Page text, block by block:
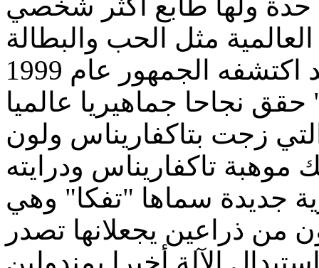
هذا اللون الموسيقي الجديد اكتشفه الجمهور عام 1999
نجاحا جماهيريا عالميا
زجت بتاكفاريناس ولون
موهبة تاكفاريناس ودرايته
جديدة سماها "تفكا" وهي
من ذراعين يجعلانها تصدر
الآلة أخيرا بمندولين